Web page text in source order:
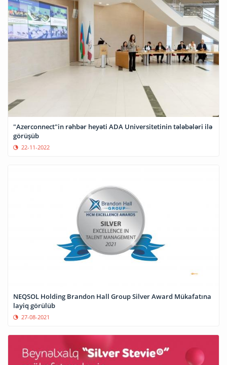
"Azerconnect"in rəhbər heyəti ADA Universitetinin tələbələri ilə
görüşüb
22-11-2022
NEQSOL Holding Brandon Hall Group Silver Award Mükafatına
layiq görülüb
27-08-2021